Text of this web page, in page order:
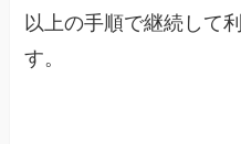
以上の手順で継続して
す。